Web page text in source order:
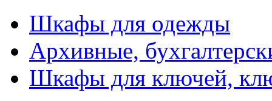
Шкафы для одежды
Архивные,
Шкафы для ключей,